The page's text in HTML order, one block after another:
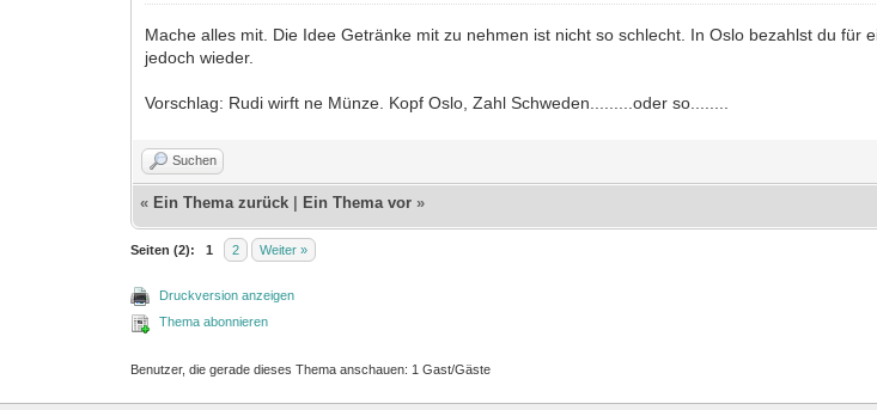
Mache alles mit. Die Idee Getränke mit zu nehmen ist nicht so schlecht. In Oslo bezahlst du für
jedoch wieder.
Vorschlag: Rudi wirft ne Münze. Kopf Oslo, Zahl Schweden.........oder so........
Suchen
« Ein Thema zurück Ein Thema vor »
Seiten (2): 1 2 Weiter »
Druckversion anzeigen
Thema abonnieren
Benutzer, die gerade dieses Thema anschauen: 1 Gast/Gäste